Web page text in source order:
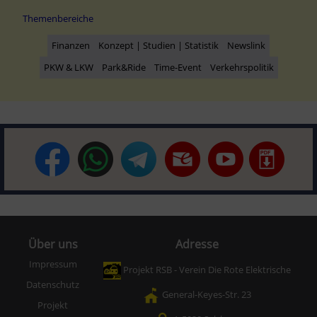
Themenbereiche
Finanzen Konzept | Studien | Statistik
Newslink
PKW & LKW
Park&Ride Time-Event Verkehrspolitik
Über uns
Impressum
Datenschutz
Projekt
Adresse
Projekt RSB - Verein Die Rote Elektrische
General-Keyes-Str. 23